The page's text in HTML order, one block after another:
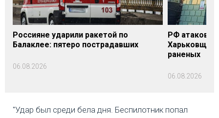
Россияне ударили ракетой по
Балаклее: пятеро пострадавших
06.08.2026
РФ
раненых
06.08.2026
"Удар был среди бела дня. Беспилотник попал